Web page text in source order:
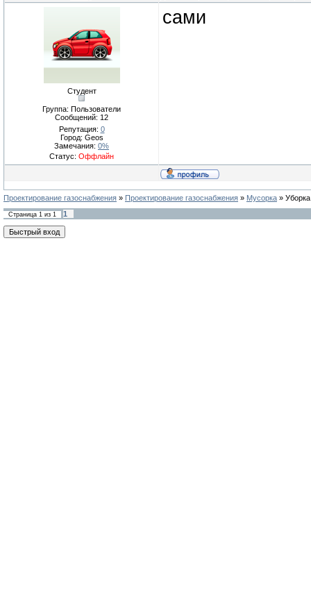
Студент
Группа: Пользователи
Сообщений: 12
Репутация: 0
Город: Geos
Замечания: 0%
Статус: Оффлайн
сами
Проектирование газоснабжения » Проектирование газоснабжения » Мусорка »
Страница 1 из 1 1